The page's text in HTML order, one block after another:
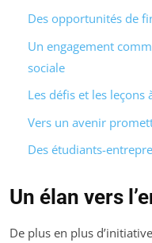
Des opportunités de
Un engagement
sociale
Les défis et les leçons
Vers un avenir
Des étudiants-
Un élan vers
De plus en plus